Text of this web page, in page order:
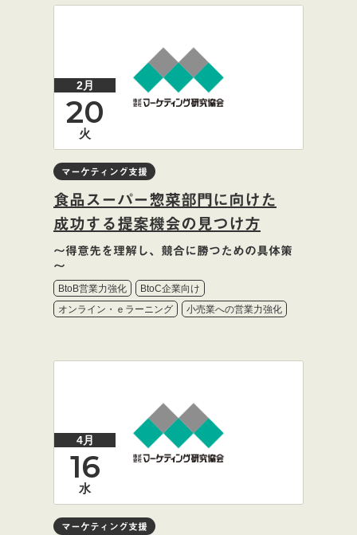
2月
20
火
マーケティング支援
食品スーパー惣菜部門に向けた
成功する提案機会の見つけ方
～得意先を理解し、競合に勝つための具体策
～
BtoB営業力強化
BtoC企業向け
オンライン・ｅラーニング
小売業への営業力強化
4月
16
水
マーケティング支援